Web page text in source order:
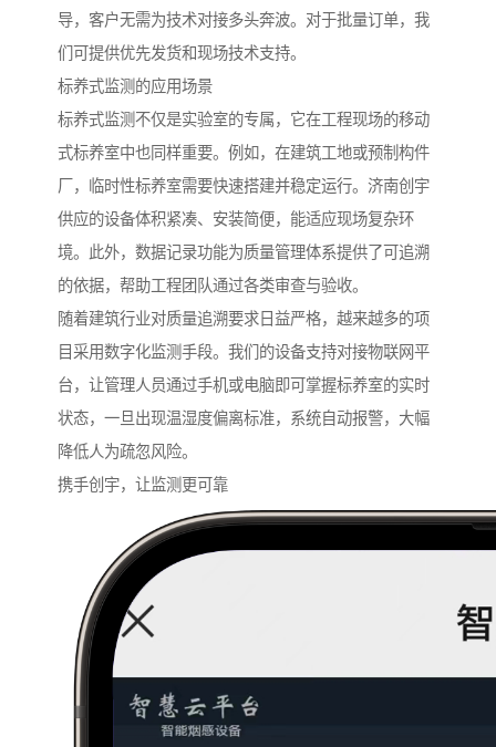
导，客户无需为技术对接多头奔波。对于批量订单，我
们可提供优先发货和现场技术支持。
标养式监测的应用场景
标养式监测不仅是实验室的专属，它在工程现场的移动
式标养室中也同样重要。例如，在建筑工地或预制构件
厂，临时性标养室需要快速搭建并稳定运行。济南创宇
供应的设备体积紧凑、安装简便，能适应现场复杂环
境。此外，数据记录功能为质量管理体系提供了可追溯
的依据，帮助工程团队通过各类审查与验收。
随着建筑行业对质量追溯要求日益严格，越来越多的项
目采用数字化监测手段。我们的设备支持对接物联网平
台，让管理人员通过手机或电脑即可掌握标养室的实时
状态，一旦出现温湿度偏离标准，系统自动报警，大幅
降低人为疏忽风险。
携手创宇，让监测更可靠